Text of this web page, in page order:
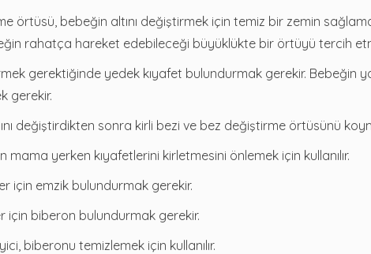
örtüsü, bebeğin altını değiştirmek için temiz bir zemin
rahatça hareket edebileceği büyüklükte bir örtüyü tercih
gerektiğinde yedek kıyafet bulundurmak gerekir. Bebeğin
gerekir.
değiştirdikten sonra kirli bezi ve bez değiştirme örtüsünü
mama yerken kıyafetlerini kirletmesini önlemek için kullanılır.
için emzik bulundurmak gerekir.
için biberon bulundurmak gerekir.
biberonu temizlemek için kullanılır.